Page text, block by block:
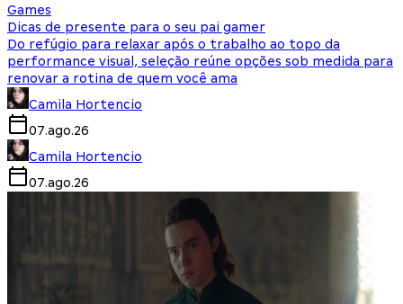
Games
Dicas de presente para o seu pai gamer
Do refúgio para relaxar após o trabalho ao topo da
performance visual, seleção reúne opções sob medida para
renovar a rotina de quem você ama
Camila Hortencio
07.ago.26
Camila Hortencio
07.ago.26